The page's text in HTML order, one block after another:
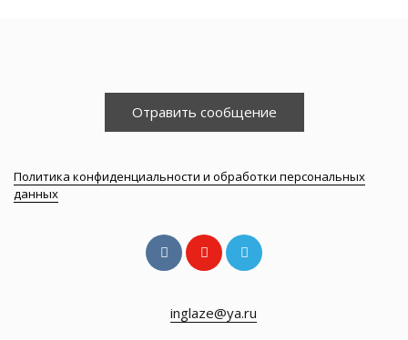
Отравить сообщение
Политика конфиденциальности и обработки персональных
данных
inglaze@ya.ru